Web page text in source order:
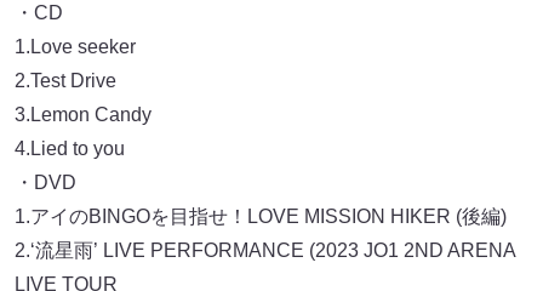
・CD
1.Love seeker
2.Test Drive
3.Lemon Candy
4.Lied to you
・DVD
1.アイのBINGOを目指せ！LOVE MISSION HIKER (後編)
2.‘流星雨’ LIVE PERFORMANCE (2023 JO1 2ND ARENA
LIVE TOUR